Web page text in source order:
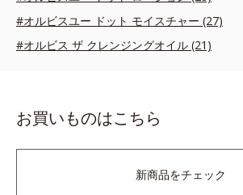
#オルビスユー ドット モイスチャー (27)
#オルビス ザ クレンジングオイル (21)
お買いものはこちら
新商品をチェック